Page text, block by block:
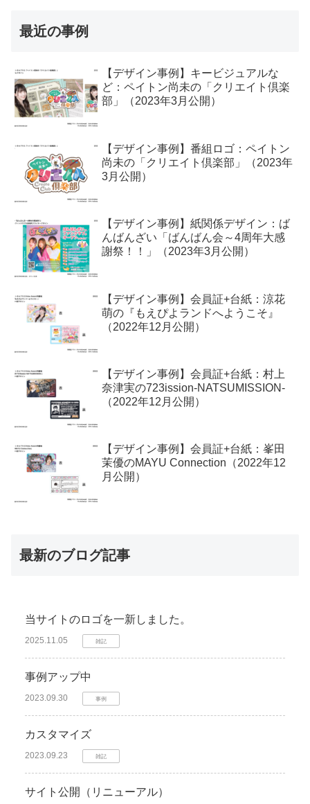
最近の事例
【デザイン事例】キービジュアルな
ど：ペイトン尚未の「クリエイト倶楽
部」（2023年3月公開）
【デザイン事例】番組ロゴ：ペイトン
尚未の「クリエイト倶楽部」（2023年
3月公開）
【デザイン事例】紙関係デザイン：ば
んばんざい「ばんばん会～4周年大感
謝祭！！」（2023年3月公開）
【デザイン事例】会員証+台紙：涼花
萌の『もえぴよランドへようこそ』
（2022年12月公開）
【デザイン事例】会員証+台紙：村上
奈津実の723ission-NATSUMISSION-
（2022年12月公開）
【デザイン事例】会員証+台紙：峯田
茉優のMAYU Connection（2022年12
月公開）
最新のブログ記事
当サイトのロゴを一新しました。
2025.11.05 雑記
事例アップ中
2023.09.30 事例
カスタマイズ
2023.09.23 雑記
サイト公開（リニューアル）